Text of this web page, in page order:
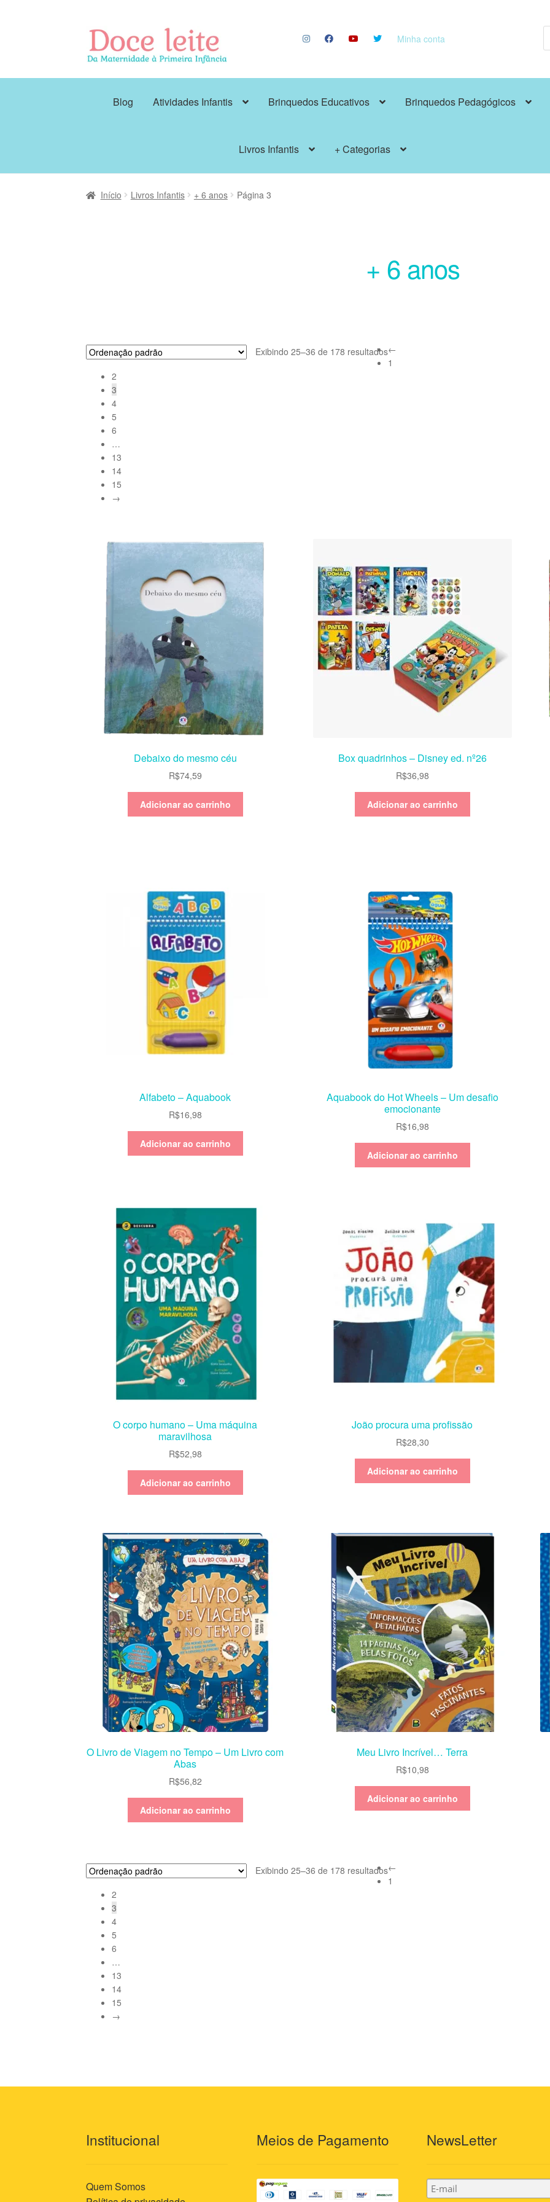
Pular
para
navegação
Pular
para
o
conteúdo
Minha conta
Blog Atividades Infantis Brinquedos Educativos Brinquedos Pedagógicos
Livros Infantis + Categorias
Início Livros Infantis + 6 anos Página 3
+ 6 anos
Exibindo 25–36 de 178 resultados←
1
2
3
4
5
6
…
13
14
15
→
Debaixo do mesmo céu
R$74,59
Adicionar ao carrinho
Box quadrinhos – Disney ed. nº26
R$36,98
Adicionar ao carrinho
Alfabeto – Aquabook
R$16,98
Adicionar ao carrinho
Aquabook do Hot Wheels – Um desafio
emocionante
R$16,98
Adicionar ao carrinho
O corpo humano – Uma máquina
maravilhosa
R$52,98
Adicionar ao carrinho
João procura uma profissão
R$28,30
Adicionar ao carrinho
O Livro de Viagem no Tempo – Um Livro com
Abas
R$56,82
Adicionar ao carrinho
Meu Livro Incrível… Terra
R$10,98
Adicionar ao carrinho
Exibindo 25–36 de 178 resultados←
1
2
3
4
5
6
…
13
14
15
→
Institucional
Quem Somos
Meios de Pagamento NewsLetter